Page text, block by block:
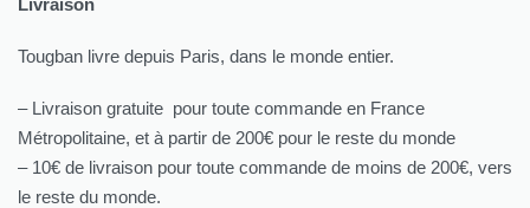
Livraison
Tougban livre depuis Paris, dans le monde entier.
– Livraison gratuite pour toute commande en France
Métropolitaine, et à partir de 200€ pour le reste du monde
– 10€ de livraison pour toute commande de moins de 200€, vers
le reste du monde.